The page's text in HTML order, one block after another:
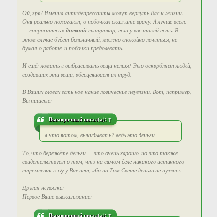
Ой, зря! Именно антидепрессанты могут вернуть Вас к жизни.
Они реально помогают, о побочках скажите врачу. А лучше всего
— попроситесь вдневной стационар, если у вас такой есть. В
этом случае будет больничный, можно спокойно лечиться, не
думая о работе, и побочки предолевать.
И ещё: ломать и выбрасывать вещи нельзя! Это оскорбляет людей,
создавших эти вещи, обесценивает их труд.
В Ваших словах есть кое-какие логические неувязки. Вот, например,
Вы пишете:
Выморочныйписал(а): ↑
а что потом, выкидывать? ведь это деньги.
То, что бережёте деньги — это очень хорошо, но это также
свидетельствует о том, что на самом деле никакого истинного
стремления к с/у у Вас нет, ибо на Том Свете деньги не нужны.
Другая неувязка:
Первое Ваше высказывание:
Выморочныйписал(а): ↑